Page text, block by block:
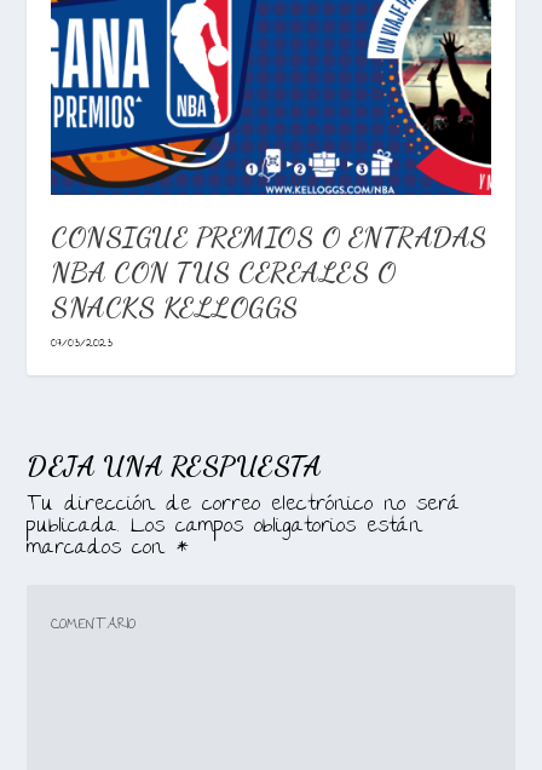
CONSIGUE PREMIOS O ENTRADAS
NBA CON TUS CEREALES O
SNACKS KELLOGGS
07/03/2023
DEJA UNA RESPUESTA
Tu dirección de correo electrónico no será
publicada. Los campos obligatorios están
marcados con *